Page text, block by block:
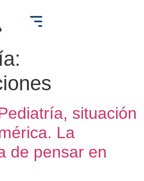
situación
La
de pensar en